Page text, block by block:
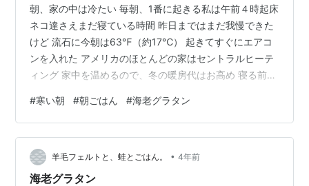
朝、家の中は冷たい 毎朝、1番に起きる私は午前４時起床
ネコ達さえまだ寝ている時間 昨日まではまだ我慢できた
けど 流石に今朝は63℉（約17℃） 起きてすぐにエアコ
ンを入れた アメリカのほとんどの家はセントラルヒーテ
ィング 家中を温めるので、冬の暖房代はお高め 寝る前に
い！ （仕方ないこれは必要経費だ）と思うようにしてい
る 太陽が差し込む7時頃にヒーターを切り あとは自然の
恩恵に頼る😝 今朝はその恩恵もあまり役に立たず肌寒い
温かい朝ごはんにしようと作ったのが マカロニ海老グラ
タン 焼きたての熱々をフーフーしながら頂く 身体も暖ま
#寒い朝 #朝ごはん #海老グラタン
羊毛フェルトと、蛙とごはん。 • 4年前
海老グラタン